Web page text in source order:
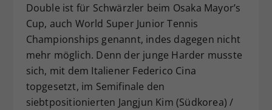
Double ist für Schwärzler beim Osaka Mayor’s
Cup, auch World Super Junior Tennis
Championships genannt, indes dagegen nicht
mehr möglich. Denn der junge Harder musste
sich, mit dem Italiener Federico Cina
topgesetzt, im Semifinale den
siebtpositionierten Jangjun Kim (Südkorea) /